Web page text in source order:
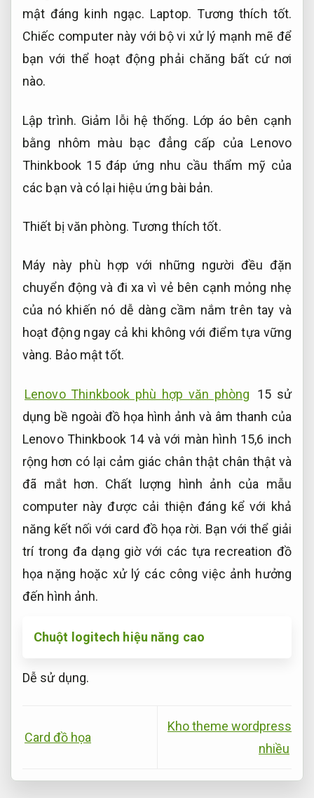
mật đáng kinh ngạc. Laptop. Tương thích tốt.
Chiếc computer này với bộ vi xử lý mạnh mẽ để
bạn với thể hoạt động phải chăng bất cứ nơi
nào.
Lập trình. Giảm lỗi hệ thống. Lớp áo bên cạnh
bằng nhôm màu bạc đẳng cấp của Lenovo
Thinkbook 15 đáp ứng nhu cầu thẩm mỹ của
các bạn và có lại hiệu ứng bài bản.
Thiết bị văn phòng. Tương thích tốt.
Máy này phù hợp với những người đều đặn
chuyển động và đi xa vì vẻ bên cạnh mỏng nhẹ
của nó khiến nó dễ dàng cầm nắm trên tay và
hoạt động ngay cả khi không với điểm tựa vững
vàng. Bảo mật tốt.
Lenovo Thinkbook phù hợp văn phòng
15 sử
dụng bề ngoài đồ họa hình ảnh và âm thanh của
Lenovo Thinkbook 14 và với màn hình 15,6 inch
rộng hơn có lại cảm giác chân thật chân thật và
đã mắt hơn. Chất lượng hình ảnh của mẫu
computer này được cải thiện đáng kể với khả
năng kết nối với card đồ họa rời. Bạn với thể giải
trí trong đa dạng giờ với các tựa recreation đồ
họa nặng hoặc xử lý các công việc ảnh hưởng
đến hình ảnh.
Chuột logitech hiệu năng cao
Dễ sử dụng.
Card đồ họa
Kho theme wordpress
nhiều